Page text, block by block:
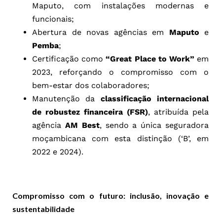
Maputo, com instalações modernas e
funcionais;
Abertura de novas agências em Maputo e
Pemba;
Certificação como“Great Place to Work” em
2023, reforçando o compromisso com o
bem-estar dos colaboradores;
Manutenção da classificação internacional
de robustez financeira (FSR), atribuída pela
agência AM Best, sendo a única seguradora
moçambicana com esta distinção (‘B’, em
2022 e 2024).
Compromisso com o futuro: inclusão, inovação e
sustentabilidade